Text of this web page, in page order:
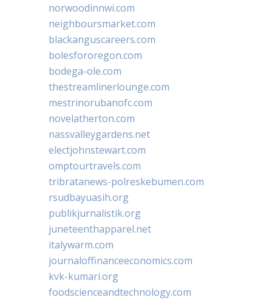
norwoodinnwi.com
neighboursmarket.com
blackanguscareers.com
bolesfororegon.com
bodega-ole.com
thestreamlinerlounge.com
mestrinorubanofc.com
novelatherton.com
nassvalleygardens.net
electjohnstewart.com
omptourtravels.com
tribratanews-polreskebumen.com
rsudbayuasih.org
publikjurnalistik.org
juneteenthapparel.net
italywarm.com
journaloffinanceeconomics.com
kvk-kumari.org
foodscienceandtechnology.com